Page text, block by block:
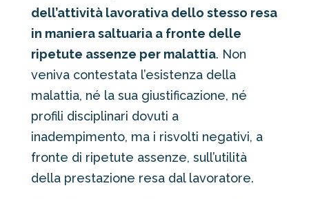
dell’attività lavorativa dello stesso resa
in maniera saltuaria a fronte delle
ripetute assenze per malattia. Non
veniva contestata l’esistenza della
malattia, né la sua giustificazione, né
profili disciplinari dovuti a
inadempimento, ma i risvolti negativi, a
fronte di ripetute assenze, sull’utilità
della prestazione resa dal lavoratore.